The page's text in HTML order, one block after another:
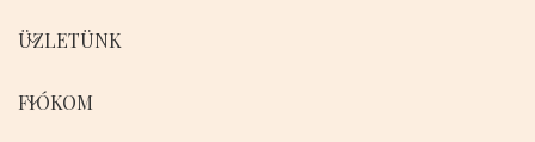
ÜZLETÜNK
FIÓKOM